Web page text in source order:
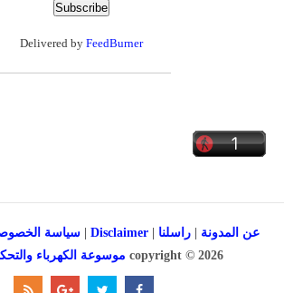
Delivered by FeedBurner
عن المدونة راسلنا Disclaimer سياسة
copyright © 2026 موسوعة الكهرباء